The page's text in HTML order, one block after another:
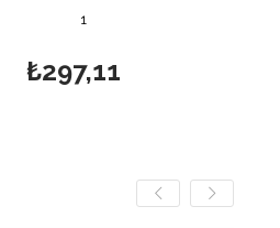
1
₺297,11